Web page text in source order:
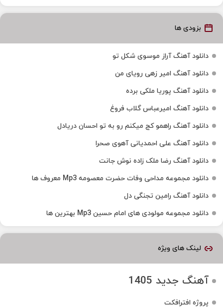
بزودی ها
دانلود آهنگ آراز موسوی شکل تو
دانلود آهنگ امیر زهی رویای من
دانلود آهنگ پوریا ملکی برده
دانلود آهنگ امیرعباس گلاب فروغ
دانلود آهنگ راهمو کج میکنم رو به تو احسان دریادل
دانلود آهنگ علی احمدیانی آهوی صحرا
دانلود آهنگ رضا ملک زاده نوش جانت
دانلود مجموعه مداحی وفات حضرت معصومه Mp3 معروف ها
دانلود آهنگ رامین تجنگی دل
دانلود مجموعه مولودی های امام حسین Mp3 بهترین ها
لینک های ویژه
آهنگ جدید 1405
پروژه افترافکت